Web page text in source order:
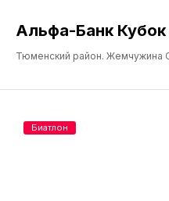
Альфа-Банк Кубок
Тюменский район. Жемчужина
Биатлон